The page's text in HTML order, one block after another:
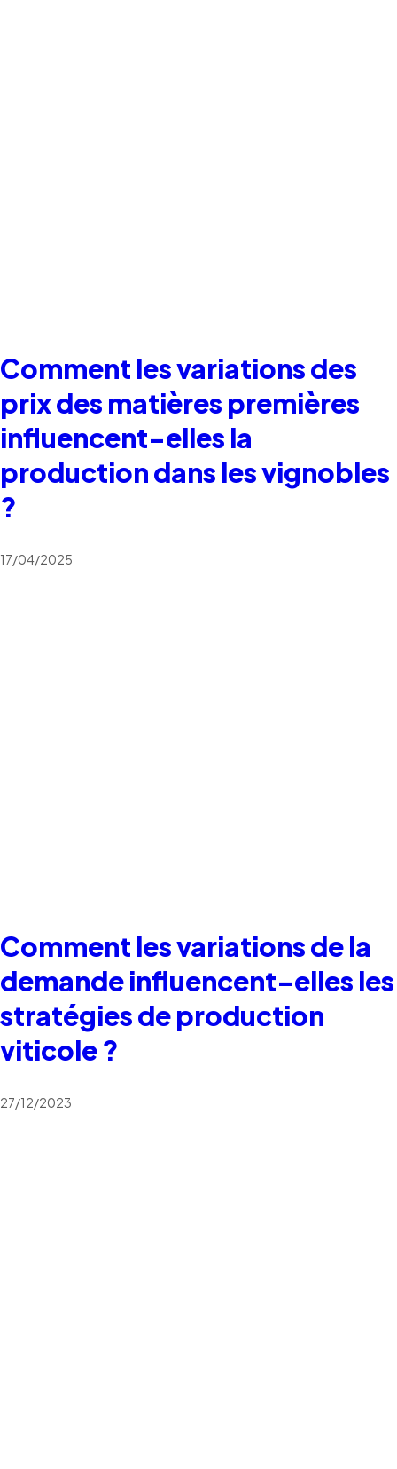
Comment les variations des
prix des matières premières
influencent-elles la
production dans les vignobles
?
17/04/2025
Comment les variations de la
demande influencent-elles les
stratégies de production
viticole ?
27/12/2023